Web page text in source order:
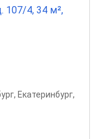
107/4, 34 м²,
, Екатеринбург,